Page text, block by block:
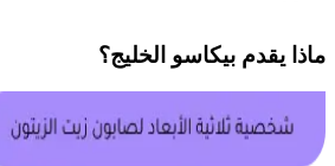
ماذا يقدم بيكاسو الخليج؟